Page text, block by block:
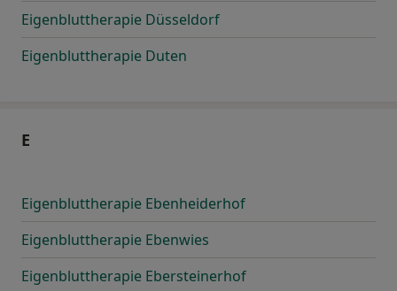
Eigenbluttherapie Düsseldorf
Eigenbluttherapie Duten
E
Eigenbluttherapie Ebenheiderhof
Eigenbluttherapie Ebenwies
Eigenbluttherapie Ebersteinerhof